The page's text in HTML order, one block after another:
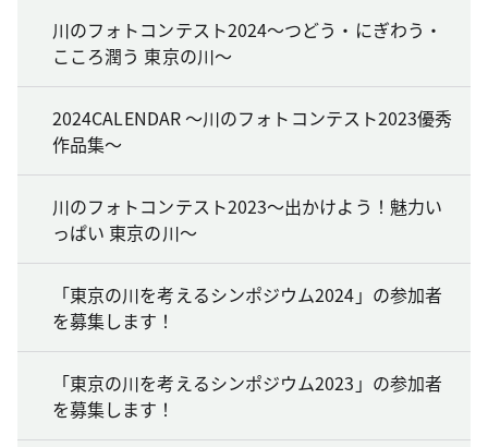
川のフォトコンテスト2024～つどう・にぎわう・
こころ潤う 東京の川～
2024CALENDAR ～川のフォトコンテスト2023優秀
作品集～
川のフォトコンテスト2023～出かけよう！魅力い
っぱい 東京の川～
「東京の川を考えるシンポジウム2024」の参加者
を募集します！
「東京の川を考えるシンポジウム2023」の参加者
を募集します！